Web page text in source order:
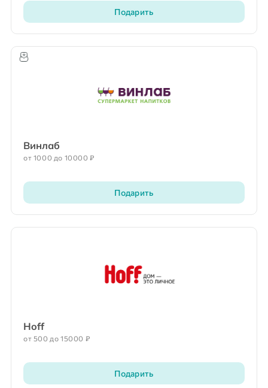
Подарить
Винлаб
от 1000 до 10000 ₽
Подарить
Hoff
от 500 до 15000 ₽
Подарить